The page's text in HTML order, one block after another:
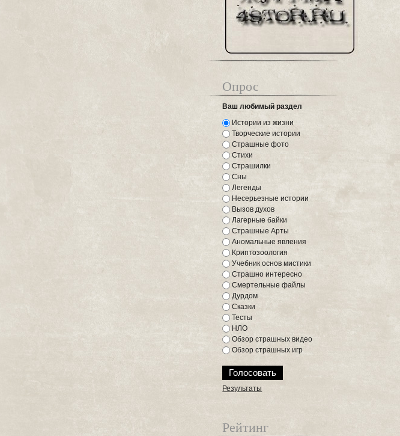
Опрос
Ваш любимый раздел
Истории из жизни
Творческие истории
Страшные фото
Стихи
Страшилки
Сны
Легенды
Несерьезные истории
Вызов духов
Лагерные байки
Страшные Арты
Аномальные явления
Криптозоология
Учебник основ мистики
Страшно интересно
Смертельные файлы
Дурдом
Сказки
Тесты
НЛО
Обзор страшных видео
Обзор страшных игр
Результаты
Рейтинг